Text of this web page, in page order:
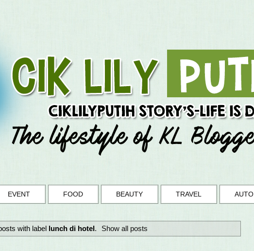
EVENT FOOD BEAUTY TRAVEL AUTO
with label lunch di hotel. Show all posts